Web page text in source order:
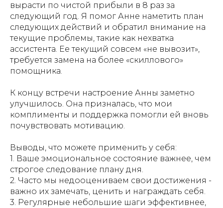
вырасти по чистой прибыли в 8 раз за
следующий год. Я помог Анне наметить план
следующих действий и обратил внимание на
текущие проблемы, такие как нехватка
ассистента. Ее текущий совсем «не вывозит»,
требуется замена на более «скиллового»
помощника.
К концу встречи настроение Анны заметно
улучшилось. Она призналась, что мои
комплименты и поддержка помогли ей вновь
почувствовать мотивацию.
Выводы, что можете применить у себя:
1. Ваше эмоциональное состояние важнее, чем
строгое следование плану дня.
2. Часто мы недооцениваем свои достижения -
важно их замечать, ценить и награждать себя.
3. Регулярные небольшие шаги эффективнее,